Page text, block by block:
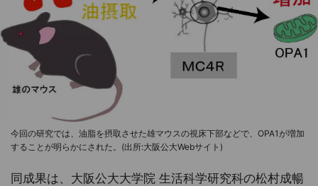
今回の研究では、油脂を摂取させた雄マウスの視床下部などで、OPA1が増加
することが明らかにされた。(出所:大阪公大Webサイト)
同成果は、大阪公大大学院 生活科学研究科の松村成暢